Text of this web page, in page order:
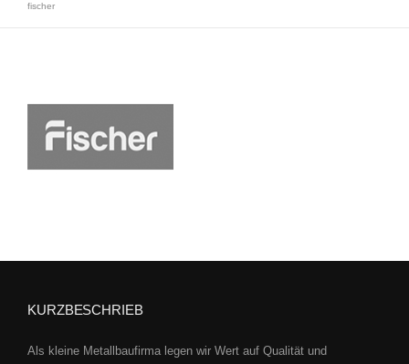
fischer
KURZBESCHRIEB
Als kleine Metallbaufirma legen wir Wert auf Qualität und